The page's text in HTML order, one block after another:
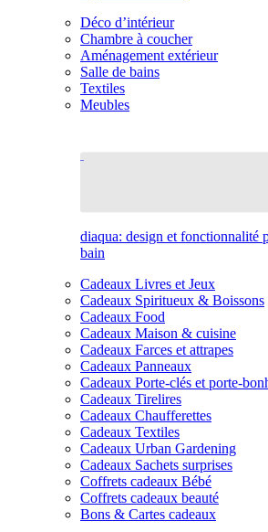
Déco d’intérieur
Chambre à coucher
Aménagement extérieur
Salle de bains
Textiles
Meubles
diaqua: design et fonctionnalité
bain
Cadeaux Livres et Jeux
Cadeaux Spiritueux & Boissons
Cadeaux Food
Cadeaux Maison & cuisine
Cadeaux Farces et attrapes
Cadeaux Panneaux
Cadeaux Porte-clés et porte-
Cadeaux Tirelires
Cadeaux Chaufferettes
Cadeaux Textiles
Cadeaux Urban Gardening
Cadeaux Sachets surprises
Coffrets cadeaux Bébé
Coffrets cadeaux beauté
Bons & Cartes cadeaux